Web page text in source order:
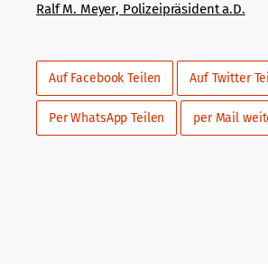
Ralf M. Meyer, Polizeipräsident a.D.
Auf Facebook Teilen Auf Twitter
Per WhatsApp Teilen per Mail